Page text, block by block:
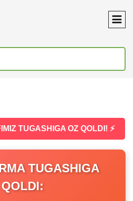
TUGASHIGA OZ QOLDI! ⚡
TUGASHIGA
QOLDI: